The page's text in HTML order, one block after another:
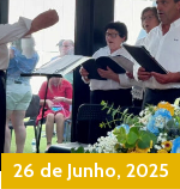
26 de Junho, 2025